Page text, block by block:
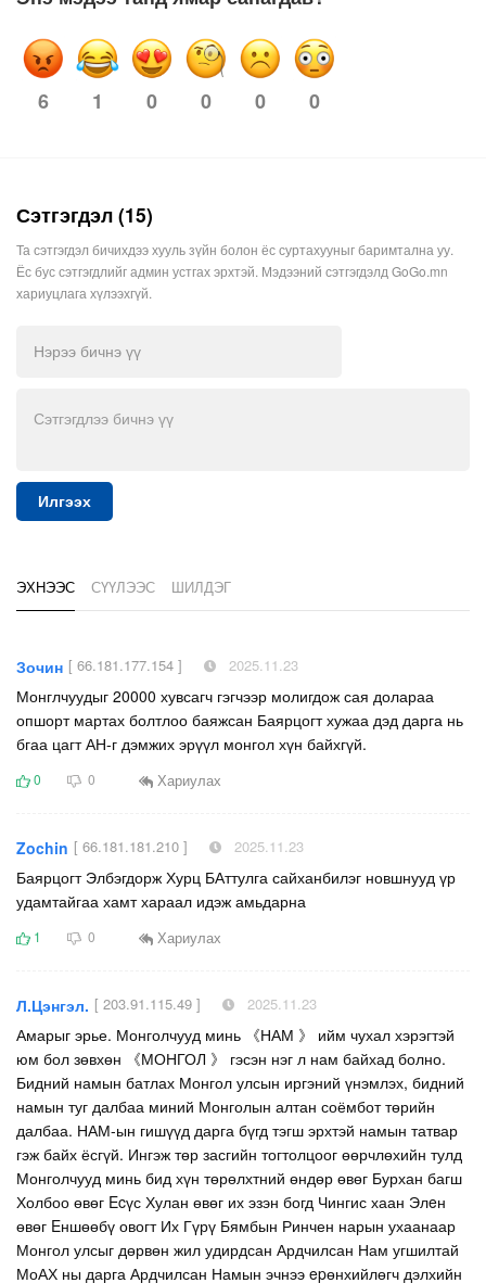
6 1 0 0 0 0
Сэтгэгдэл (15)
Та сэтгэгдэл бичихдээ хууль зүйн болон ёс суртахууныг баримтална уу.
Ёс бус сэтгэгдлийг админ устгах эрхтэй. Мэдээний сэтгэгдэлд GoGo.mn
хариуцлага хүлээхгүй.
Илгээх
ЭХНЭЭС СҮҮЛЭЭС ШИЛДЭГ
Зочин [ 66.181.177.154 ] 2025.11.23
Монглчуудыг 20000 хувсагч гэгчээр молигдож сая долараа
опшорт мартах болтлоо баяжсан Баярцогт хужаа дэд дарга нь
бгаа цагт АН-г дэмжих эрүүл монгол хүн байхгүй.
0 0 Хариулах
Zochin [ 66.181.181.210 ] 2025.11.23
Баярцогт Элбэгдорж Хурц БАттулга сайханбилэг новшнууд үр
удамтайгаа хамт хараал идэж амьдарна
1 0 Хариулах
Л.Цэнгэл. [ 203.91.115.49 ] 2025.11.23
Амарыг эрье. Монголчууд минь 《НАМ 》 ийм чухал хэрэгтэй
юм бол зөвхөн 《МОНГОЛ 》 гэсэн нэг л нам байхад болно.
Бидний намын батлах Монгол улсын иргэний үнэмлэх, бидний
намын туг далбаа миний Монголын алтан соёмбот төрийн
далбаа. НАМ-ын гишүүд дарга бүгд тэгш эрхтэй намын татвар
гэж байх ёсгүй. Ингэж төр засгийн тогтолцоог өөрчлөхийн тулд
Монголчууд минь бид хүн төрөлхтний өндөр өвөг Бурхан багш
Холбоо өвөг Ecүс Хулан өвөг их эзэн богд Чингис хаан Элeн
өвөг Eншөөбү овогт Их Гүрү Бямбын Ринчен нарын ухаанаар
Монгол улсыг дөрвөн жил удирдсан Ардчилсан Нам угшилтай
МоАХ ны дарга Ардчилсан Намын эчнээ epөнхийлөгч дэлхийн